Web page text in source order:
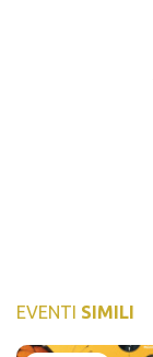
EVENTI SIMILI